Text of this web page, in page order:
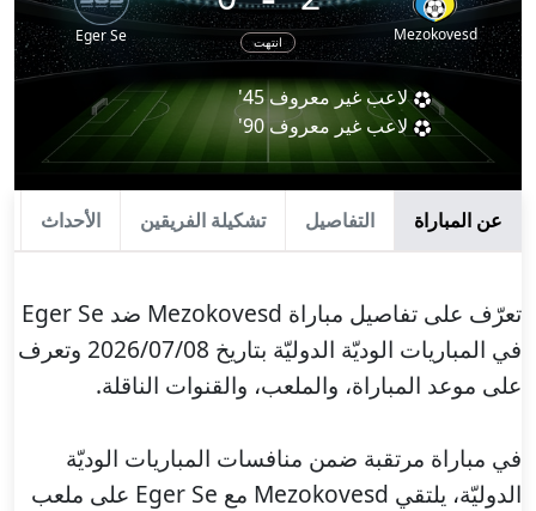
Mezokovesd انتهت Eger Se
لاعب غير معروف45'
لاعب غير معروف90'
عن المباراة التفاصيل تشكيلة الفريقين الأحداث
تعرّف على تفاصيل مباراة Mezokovesd ضد Eger Se
في المباريات الوديّة الدوليّة بتاريخ 2026/07/08 وتعرف
على موعد المباراة، والملعب، والقنوات الناقلة.
في مباراة مرتقبة ضمن منافسات المباريات الوديّة
الدوليّة، يلتقي Mezokovesd مع Eger Se على ملعب